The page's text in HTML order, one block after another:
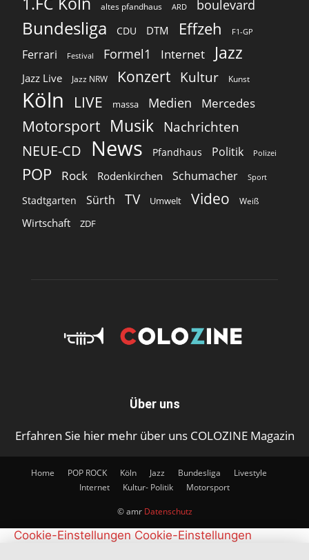
altes pfandhaus ARD boulevard
Bundesliga CDU DTM Effzeh F1-GP
Ferrari Festival Formel1 Internet Jazz
Jazz Live Jazz NRW Konzert Kultur Kunst
Köln LIVE massa Medien Mercedes
Motorsport Musik Nachrichten
NEUE-CD
News Pfandhaus Politik Polizei
POP Rock Rodenkirchen Schumacher Sport
Stadtgarten Sürth TV Umwelt Video Weiß
Wirtschaft ZDF
Über uns
Erfahren Sie hier mehr über uns COLOZINE Magazin
Home POP ROCK Köln Jazz Bundesliga
Livestyle
Internet
Kultur- Politik Motorsport
© amr Datenschutz
Cookie-Einstellungen Cookie-Einstellungen